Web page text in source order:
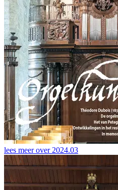
lees meer over2024.03